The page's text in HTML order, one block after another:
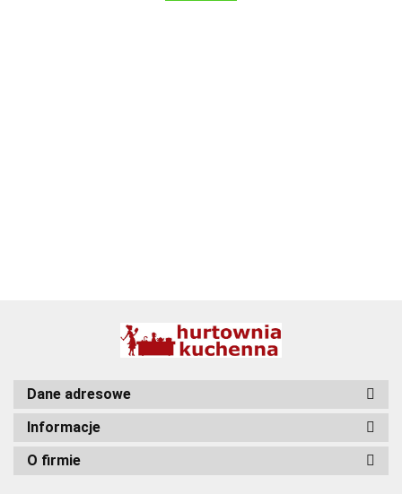
Dane adresowe
Informacje
O firmie